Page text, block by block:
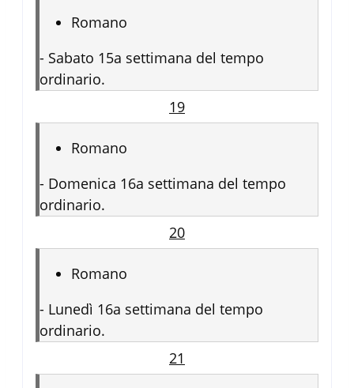
Romano
- Sabato 15a settimana del tempo
ordinario.
19
Romano
- Domenica 16a settimana del tempo
ordinario.
20
Romano
- Lunedì 16a settimana del tempo
ordinario.
21